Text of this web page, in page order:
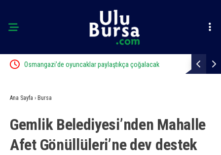
Osmangazi’de oyuncaklar paylaştıkça çoğalacak
Ana Sayfa › Bursa
Gemlik Belediyesi’nden Mahalle
Afet Gönüllüleri’ne dev destek